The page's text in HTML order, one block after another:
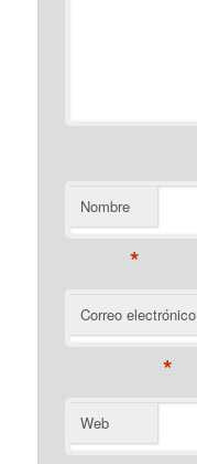
Nombre
*
Correo electrónico
*
Web